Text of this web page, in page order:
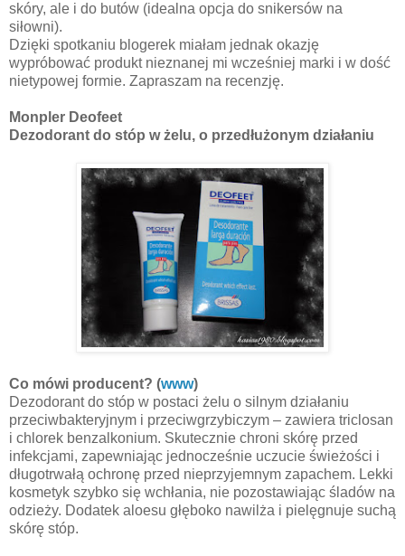
skóry, ale i do butów (idealna opcja do snikersów na
siłowni).
Dzięki spotkaniu blogerek miałam jednak okazję
wypróbować produkt nieznanej mi wcześniej marki i w dość
nietypowej formie. Zapraszam na recenzję.
Monpler Deofeet
Dezodorant do stóp w żelu, o przedłużonym działaniu
Co mówi producent? (www)
Dezodorant do stóp w postaci żelu o silnym działaniu
przeciwbakteryjnym i przeciwgrzybiczym – zawiera triclosan
i chlorek benzalkonium. Skutecznie chroni skórę przed
infekcjami, zapewniając jednocześnie uczucie świeżości i
długotrwałą ochronę przed nieprzyjemnym zapachem. Lekki
kosmetyk szybko się wchłania, nie pozostawiając śladów na
odzieży. Dodatek aloesu głęboko nawilża i pielęgnuje suchą
skórę stóp.